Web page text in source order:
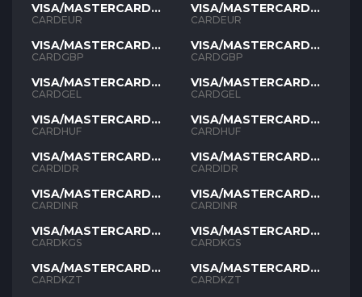
VISA/MASTERCARD
EUR
CARDEUR
VISA/MASTERCARD
GBP
CARDGBP
VISA/MASTERCARD
GEL
CARDGEL
VISA/MASTERCARD
HUF
CARDHUF
VISA/MASTERCARD
IDR
CARDIDR
VISA/MASTERCARD
INR
CARDINR
VISA/MASTERCARD
KGS
CARDKGS
VISA/MASTERCARD
KZT
CARDKZT
VISA/MASTERCARD
EUR
CARDEUR
VISA/MASTERCARD
GBP
CARDGBP
VISA/MASTERCARD
GEL
CARDGEL
VISA/MASTERCARD
HUF
CARDHUF
VISA/MASTERCARD
IDR
CARDIDR
VISA/MASTERCARD
INR
CARDINR
VISA/MASTERCARD
KGS
CARDKGS
VISA/MASTERCARD
KZT
CARDKZT